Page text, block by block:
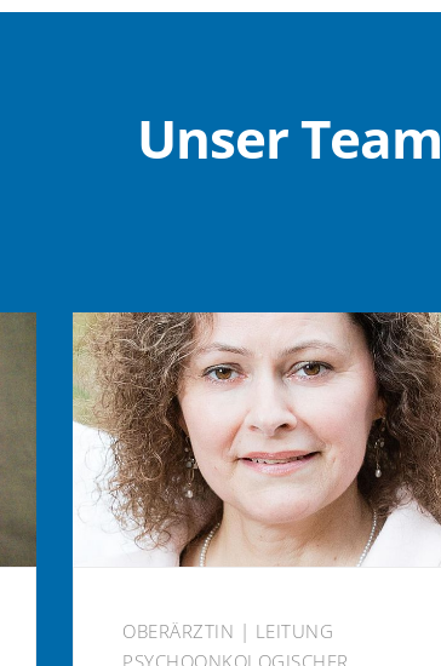
Unser Team
OBERÄRZTIN | LEITUNG
PSYCHOONKOLOGISCHER